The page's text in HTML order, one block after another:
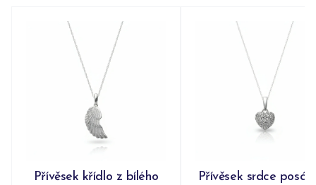
Přívěsek křídlo z bílého
Přívěsek srdce